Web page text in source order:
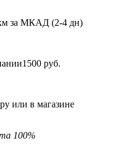
за МКАД (2-4 дн)
руб.
или в магазине
100%